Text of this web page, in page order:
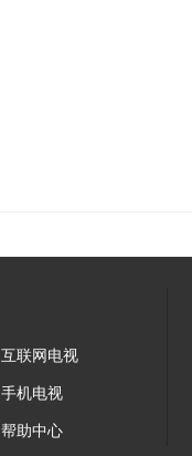
互联网电视
手机电视
帮助中心